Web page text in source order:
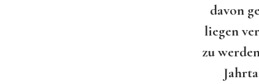
davon
liegen
zu